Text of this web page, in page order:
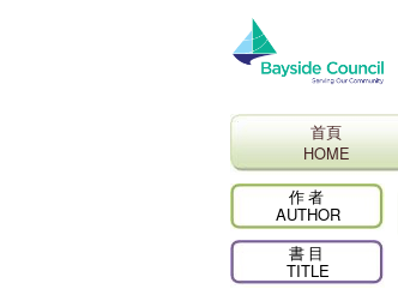
首頁
HOME
作者
AUTHOR
書目
TITLE